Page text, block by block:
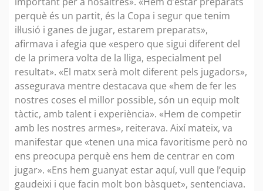
perquè és un partit, és la Copa i segur que tenim
il·lusió i ganes de jugar, estarem preparats»,
afirmava i afegia que «espero que sigui diferent del
de la primera volta de la lliga, especialment pel
resultat». «El matx serà molt diferent pels jugadors»,
assegurava mentre destacava que «hem de fer les
nostres coses el millor possible, són un equip molt
tàctic, amb talent i experiència». «Hem de competir
amb les nostres armes», reiterava. Així mateix, va
manifestar que «tenen una mica favoritisme però no
ens preocupa perquè ens hem de centrar en com
jugar». «Ens hem guanyat estar aquí, vull que l’equip
gaudeixi i que facin molt bon bàsquet», sentenciava.